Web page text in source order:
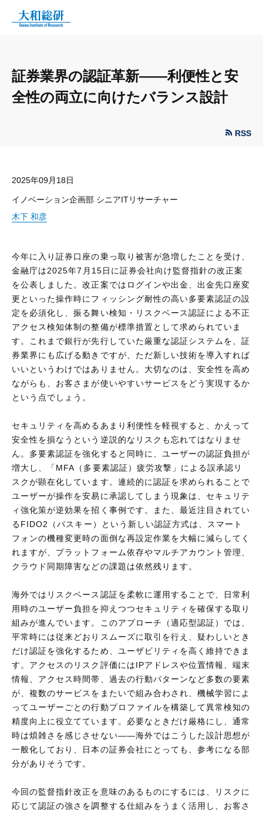
証券業界の認証革新——利便性と安
全性の両立に向けたバランス設計
RSS
2025年09月18日
イノベーション企画部 シニアITリサーチャー
木下 和彦
今年に入り証券口座の乗っ取り被害が急増したことを受け、
金融庁は2025年7月15日に証券会社向け監督指針の改正案
を公表しました。改正案ではログインや出金、出金先口座変
更といった操作時にフィッシング耐性の高い多要素認証の設
定を必須化し、振る舞い検知・リスクベース認証による不正
アクセス検知体制の整備が標準措置として求められていま
す。これまで銀行が先行していた厳重な認証システムを、証
券業界にも広げる動きですが、ただ新しい技術を導入すれば
いいというわけではありません。大切なのは、安全性を高め
ながらも、お客さまが使いやすいサービスをどう実現するか
という点でしょう。
セキュリティを高めるあまり利便性を軽視すると、かえって
安全性を損なうという逆説的なリスクも忘れてはなりませ
ん。多要素認証を強化すると同時に、ユーザーの認証負担が
増大し、「MFA（多要素認証）疲労攻撃」による誤承認リ
スクが顕在化しています。連続的に認証を求められることで
ユーザーが操作を安易に承認してしまう現象は、セキュリテ
ィ強化策が逆効果を招く事例です。また、最近注目されてい
るFIDO2（パスキー）という新しい認証方式は、スマート
フォンの機種変更時の面倒な再設定作業を大幅に減らしてく
れますが、プラットフォーム依存やマルチアカウント管理、
クラウド同期障害などの課題は依然残ります。
海外ではリスクベース認証を柔軟に運用することで、日常利
用時のユーザー負担を抑えつつセキュリティを確保する取り
組みが進んでいます。このアプローチ（適応型認証）では、
平常時には従来どおりスムーズに取引を行え、疑わしいとき
だけ認証を強化するため、ユーザビリティを高く維持できま
す。アクセスのリスク評価にはIPアドレスや位置情報、端末
情報、アクセス時間帯、過去の行動パターンなど多数の要素
が、複数のサービスをまたいで組み合わされ、機械学習によ
ってユーザーごとの行動プロファイルを構築して異常検知の
精度向上に役立てています。必要なときだけ厳格にし、通常
時は煩雑さを感じさせない——海外ではこうした設計思想が
一般化しており、日本の証券会社にとっても、参考になる部
分がありそうです。
今回の監督指針改正を意味のあるものにするには、リスクに
応じて認証の強さを調整する仕組みをうまく活用し、お客さ